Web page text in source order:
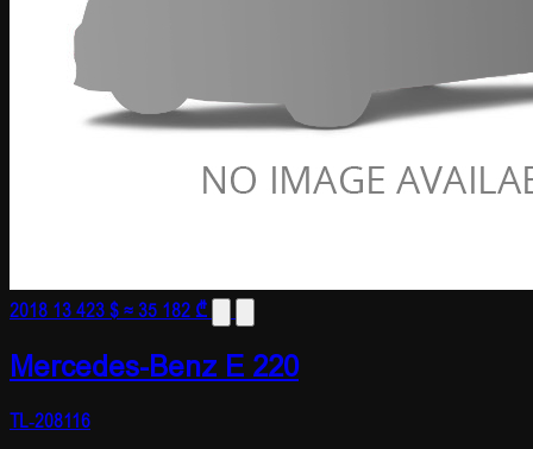
2018 13 423 $≈ 35 182 ₾
Mercedes-Benz E 220
TL-208116